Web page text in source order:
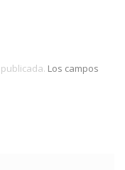
Los campos